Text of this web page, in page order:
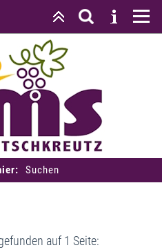
Suchen
auf 1 Seite: